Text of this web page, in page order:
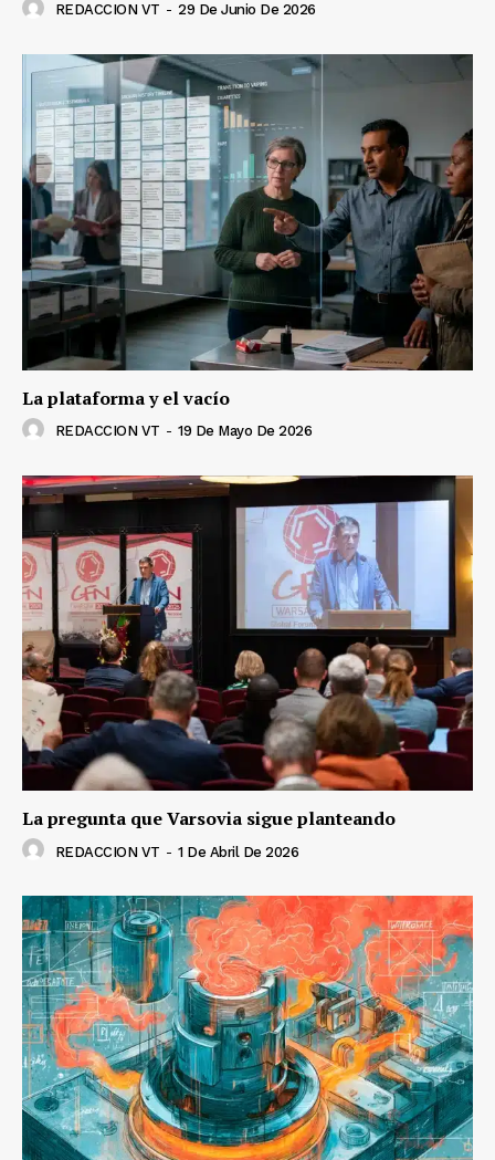
REDACCION VT - 29 De Junio De 2026
La plataforma y el vacío
REDACCION VT - 19 De Mayo De 2026
La pregunta que Varsovia sigue planteando
REDACCION VT - 1 De Abril De 2026